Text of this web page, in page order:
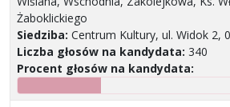
Żaboklickiego
Siedziba: Centrum Kultury, ul. Widok 2,
Liczba głosów na kandydata: 340
Procent głosów na kandydata: